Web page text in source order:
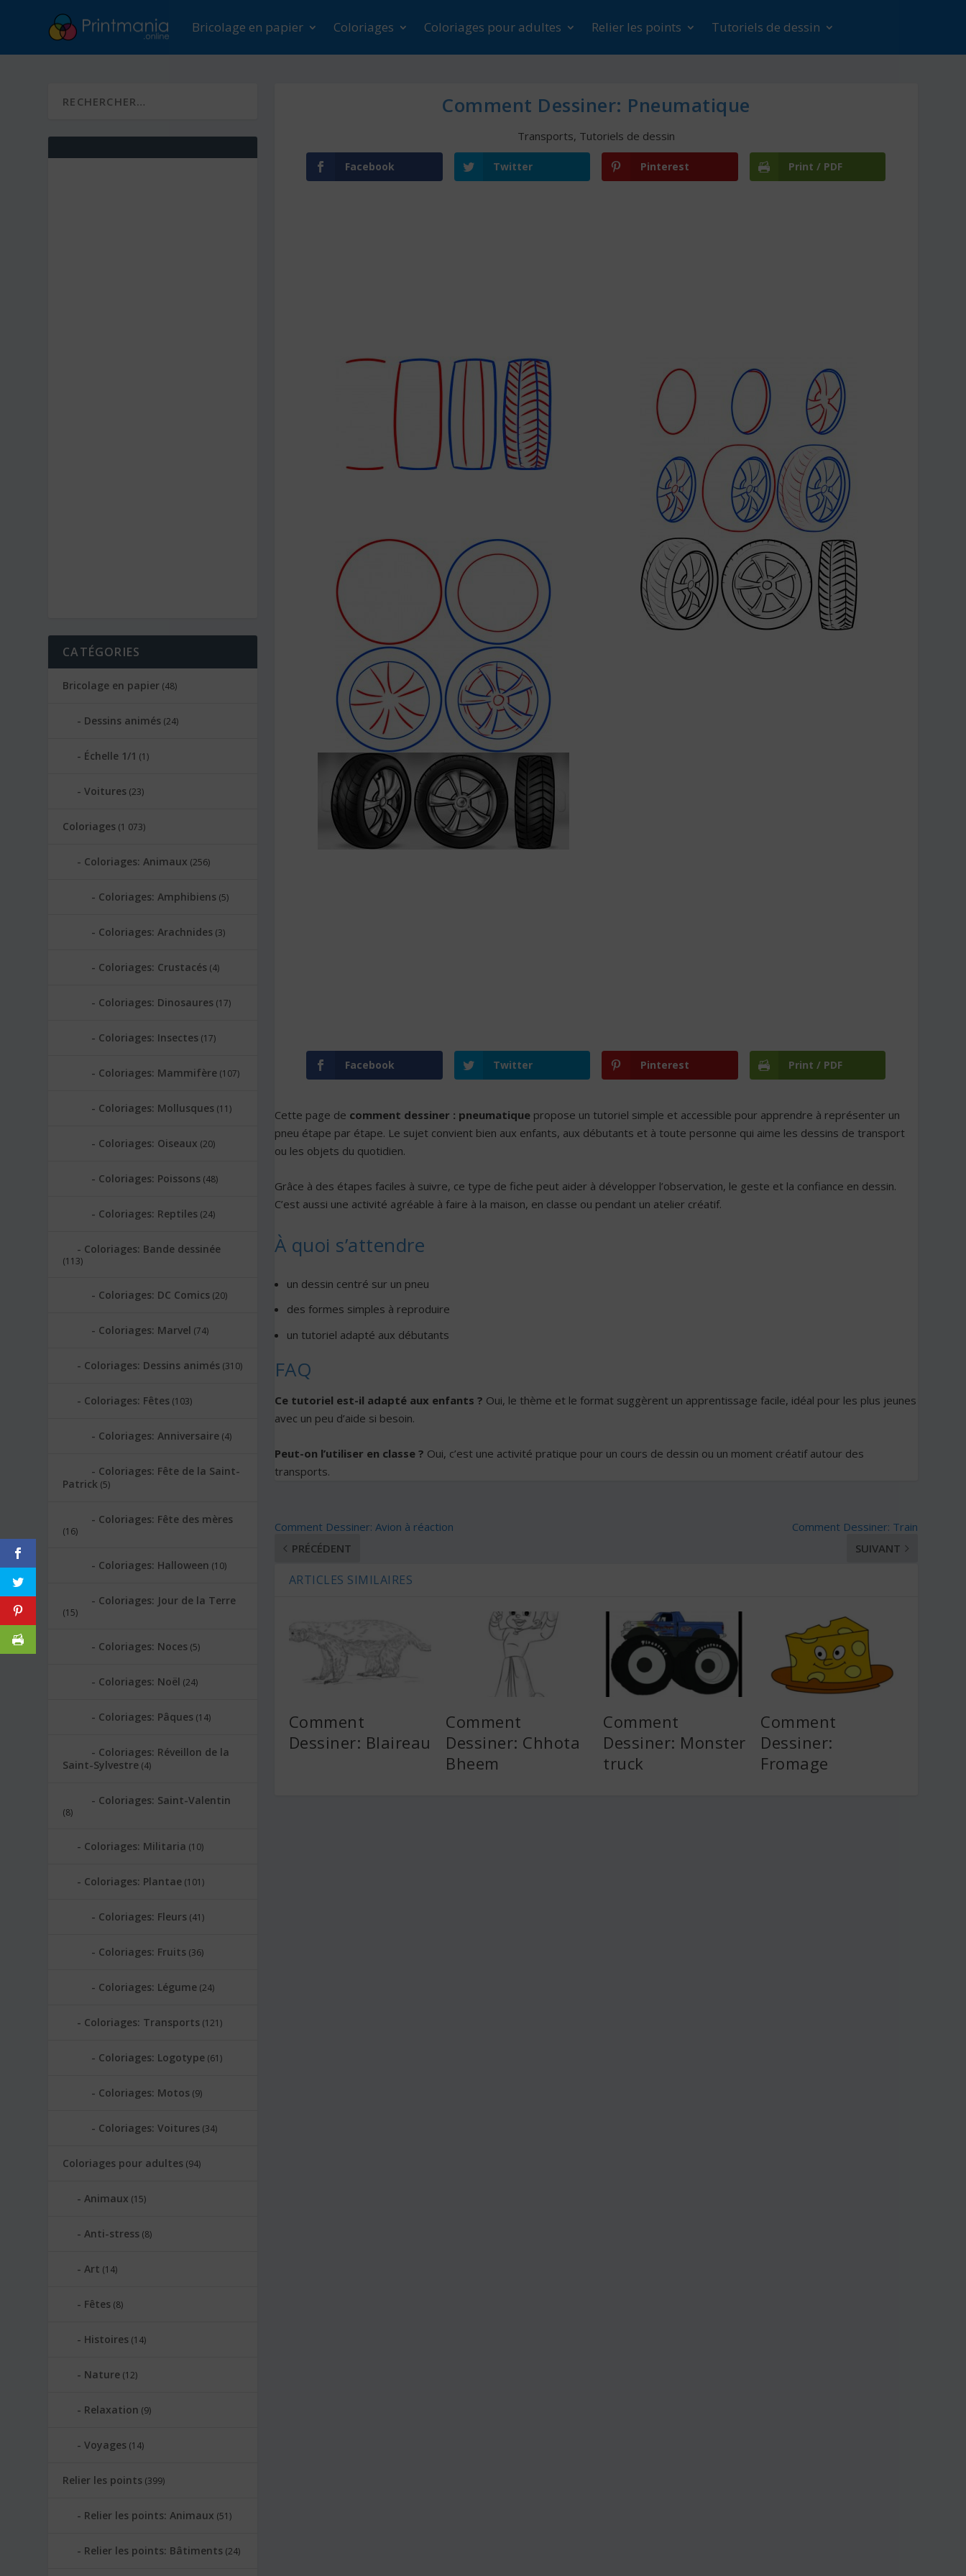
Bricolage en papier Coloriages Coloriages pour adultes Relier les points Tutoriels de dessin
Comment Dessiner: Pneumatique
Transports, Tutoriels de dessin
Facebook Twitter Pinterest Print / PDF
Facebook Twitter Pinterest Print / PDF
Cette page de comment dessiner : pneumatiquepropose un tutoriel simple et accessible pour apprendre à représenter un
pneu étape par étape. Le sujet convient bien aux enfants, aux débutants et à toute personne qui aime les dessins de transport
ou les objets du quotidien.
Grâce à des étapes faciles à suivre, ce type de fiche peut aider à développer l’observation, le geste et la confiance en dessin.
C’est aussi une activité agréable à faire à la maison, en classe ou pendant un atelier créatif.
À quoi s’attendre
un dessin centré sur un pneu
des formes simples à reproduire
un tutoriel adapté aux débutants
FAQ
Ce tutoriel est-il adapté aux enfants ? Oui, le thème et le format suggèrent un apprentissage facile, idéal pour les plus jeunes
avec un peu d’aide si besoin.
Peut-on l’utiliser en classe ? Oui, c’est une activité pratique pour un cours de dessin ou un moment créatif autour des
transports.
Comment Dessiner: Avion à réaction
PRÉCÉDENT
Comment Dessiner: Train
SUIVANT
ARTICLES SIMILAIRES
Comment
Dessiner: Blaireau
Comment
Dessiner: Chhota
Bheem
Comment
Dessiner: Monster
truck
Comment
Dessiner:
Fromage
CATÉGORIES
Bricolage en papier (48)
Dessins animés (24)
Échelle 1/1 (1)
Voitures (23)
Coloriages (1 073)
Coloriages: Animaux (256)
Coloriages: Amphibiens (5)
Coloriages: Arachnides (3)
Coloriages: Crustacés (4)
Coloriages: Dinosaures (17)
Coloriages: Insectes (17)
Coloriages: Mammifère (107)
Coloriages: Mollusques (11)
Coloriages: Oiseaux (20)
Coloriages: Poissons (48)
Coloriages: Reptiles (24)
Coloriages: Bande dessinée
(113)
Coloriages: DC Comics (20)
Coloriages: Marvel (74)
Coloriages: Dessins animés (310)
Coloriages: Fêtes (103)
Coloriages: Anniversaire (4)
Coloriages: Fête de la Saint-
Patrick (5)
Coloriages: Fête des mères
(16)
Coloriages: Halloween (10)
Coloriages: Jour de la Terre
(15)
Coloriages: Noces (5)
Coloriages: Noël (24)
Coloriages: Pâques (14)
Coloriages: Réveillon de la
Saint-Sylvestre (4)
Coloriages: Saint-Valentin
(8)
Coloriages: Militaria (10)
Coloriages: Plantae (101)
Coloriages: Fleurs (41)
Coloriages: Fruits (36)
Coloriages: Légume (24)
Coloriages: Transports (121)
Coloriages: Logotype (61)
Coloriages: Motos (9)
Coloriages: Voitures (34)
Coloriages pour adultes (94)
Animaux (15)
Anti-stress (8)
Art (14)
Fêtes (8)
Histoires (14)
Nature (12)
Relaxation (9)
Voyages (14)
Relier les points (399)
Relier les points: Animaux (51)
Relier les points: Bâtiments (24)